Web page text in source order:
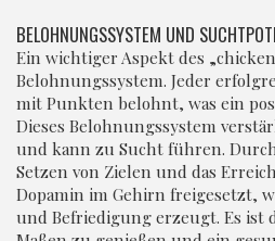
BELOHNUNGSSYSTEM UND
Ein wichtiger Aspekt des
Belohnungssystem. Jeder
mit Punkten belohnt, was ein
Dieses Belohnungssystem
und kann zu Sucht führen.
Setzen von Zielen und das
Dopamin im Gehirn freigesetzt,
und Befriedigung erzeugt. Es ist